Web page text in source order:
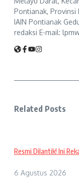
Pontianak,
IAIN Pontianak
redaksi E-mail:
Related Posts
Resmi Dilantik! Ini
6 Agustus 2026